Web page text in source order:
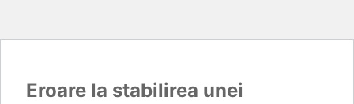
Eroare la stabilirea unei